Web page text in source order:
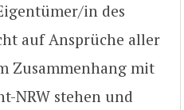
in des
auf Ansprüche aller
Zusammenhang mit
NRW stehen und